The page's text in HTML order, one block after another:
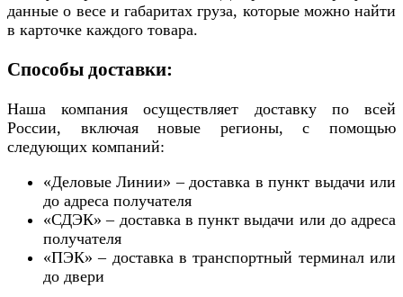
данные о весе и габаритах груза, которые можно найти
в карточке каждого товара.
Способы доставки:
Наша компания осуществляет доставку по всей
России, включая новые регионы, с помощью
следующих компаний:
«Деловые Линии» – доставка в пункт выдачи или
до адреса получателя
«СДЭК» – доставка в пункт выдачи или до адреса
получателя
«ПЭК» – доставка в транспортный терминал или
до двери